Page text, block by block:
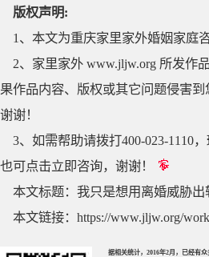
版权声明:
1、本文为重庆家里家外婚姻家庭
2、家里家外 www.jljw.org 所发作
果作品内容、版权或其它问题侵害
谢谢！
3、如需帮助请拨打400-023-1110
也可点击立即咨询，谢谢！
本文标题： 我只是想用离婚威胁
本文链接： https://www.jljw.org/
据相关统计，2016年2月，已经有